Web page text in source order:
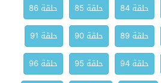
حلقة 84 حلقة 85
حلقة 86
حلقة 89 حلقة 90
حلقة 91
حلقة 94 حلقة 95
حلقة 96